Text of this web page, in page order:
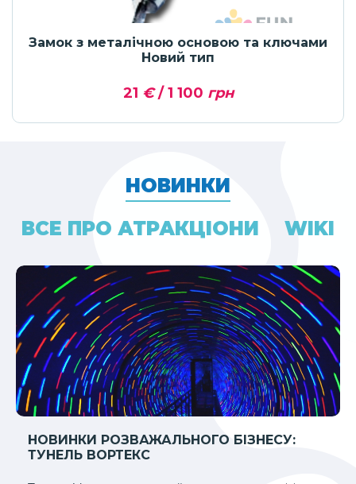
Замок з металічною основою та ключами
Новий тип
21 €/ 1 100 грн
НОВИНКИ
ВСЕ ПРО АТРАКЦІОНИ
WIKI
НОВИНКИ РОЗВАЖАЛЬНОГО БІЗНЕСУ:
ТУНЕЛЬ ВОРТЕКС